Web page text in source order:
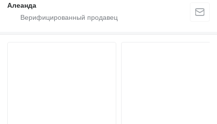
Алеанда